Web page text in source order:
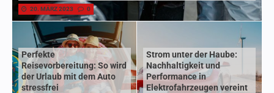
20. MÄRZ 2023 0
Perfekte
Reisevorbereitung: So wird
der Urlaub mit dem Auto
stressfrei
Strom unter der Haube:
Nachhaltigkeit und
Performance in
Elektrofahrzeugen vereint